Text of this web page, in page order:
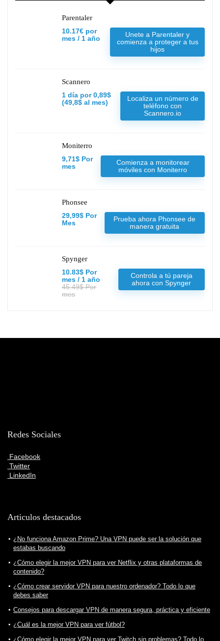
Parentaler
10.17€ por
mes / 1 año
Unete a Parentaler y
comienza a proteger a tus
hijos
Scannero
1 día por 0,89$
(49,8$ al mes)
Localiza un número de
teléfono con
Scannero.io
Moniterro
9,71$ Por
mes
Comienza a monitorear
móviles con Moniterro
Phonsee
29,99$ Por
Mes
Prueba ahora Phonsee de
manera gratuita
Spynger
10.83$ Por
mes / 1 año
45.49$ Por
mes
Controla a tú pareja
ahora con Spynger
Redes Sociales
Facebook
Twitter
LinkedIn
Articulos destacados
¿No funciona Amazon Prime? Una VPN puede ser la solución que
estabas buscando
¿Cómo elegir la mejor VPN para ver Netflix y otras plataformas de
contenido?
¿Cómo crear servidor VPN para nuestro ordenador? Todo lo que
debes saber
Consejos para descargar VPN de manera segura, práctica y eficiente
¿Cuál es la mejor VPN para ver fútbol?
¿Cómo elegir la mejor VPN para ver Twitch sin problemas? Todo lo